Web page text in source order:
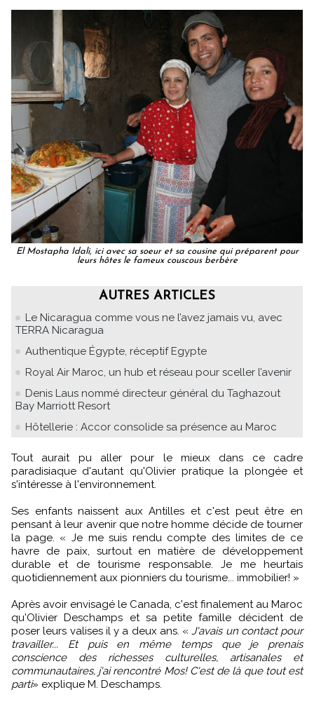
El Mostapha Idali, ici avec sa soeur et sa cousine qui préparent pour
leurs hôtes le fameux couscous berbère
AUTRES ARTICLES
Le Nicaragua comme vous ne l’avez jamais vu, avec
TERRA Nicaragua
Authentique Égypte, réceptif Egypte
Royal Air Maroc, un hub et réseau pour sceller l’avenir
Denis Laus nommé directeur général du Taghazout
Bay Marriott Resort
Hôtellerie : Accor consolide sa présence au Maroc
Tout aurait pu aller pour le mieux dans ce cadre
paradisiaque d'autant qu'Olivier pratique la plongée et
s'intéresse à l'environnement.
Ses enfants naissent aux Antilles et c'est peut être en
pensant à leur avenir que notre homme décide de tourner
la page. « Je me suis rendu compte des limites de ce
havre de paix, surtout en matière de développement
durable et de tourisme responsable. Je me heurtais
quotidiennement aux pionniers du tourisme... immobilier! »
Après avoir envisagé le Canada, c'est finalement au Maroc
qu'Olivier Deschamps et sa petite famille décident de
poser leurs valises il y a deux ans. « J'avais un contact pour
travailler... Et puis en même temps que je prenais
conscience des richesses culturelles, artisanales et
communautaires, j'ai rencontré Mos! C'est de là que tout est
parti» explique M. Deschamps.